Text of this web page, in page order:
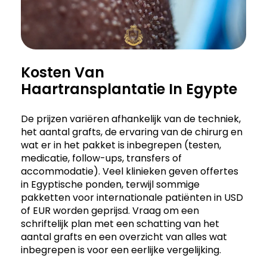
Kosten Van
Haartransplantatie In Egypte
De prijzen variëren afhankelijk van de techniek,
het aantal grafts, de ervaring van de chirurg en
wat er in het pakket is inbegrepen (testen,
medicatie, follow-ups, transfers of
accommodatie). Veel klinieken geven offertes
in Egyptische ponden, terwijl sommige
pakketten voor internationale patiënten in USD
of EUR worden geprijsd. Vraag om een
schriftelijk plan met een schatting van het
aantal grafts en een overzicht van alles wat
inbegrepen is voor een eerlijke vergelijking.